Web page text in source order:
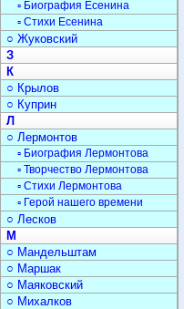
▫ Биография Есенина
▫ Стихи Есенина
○ Жуковский
З
К
○ Крылов
○ Куприн
Л
○ Лермонтов
▫ Биография Лермонтова
▫ Творчество Лермонтова
▫ Стихи Лермонтова
▫ Герой нашего времени
○ Лесков
М
○ Мандельштам
○ Маршак
○ Маяковский
○ Михалков